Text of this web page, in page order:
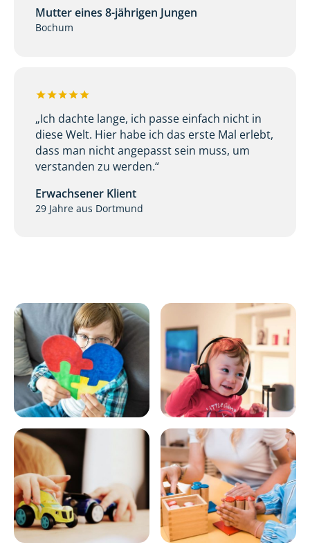
Mutter eines 8-jährigen Jungen
Bochum
„Ich dachte lange, ich passe einfach nicht in
diese Welt. Hier habe ich das erste Mal erlebt,
dass man nicht angepasst sein muss, um
verstanden zu werden.“
Erwachsener Klient
29 Jahre aus Dortmund